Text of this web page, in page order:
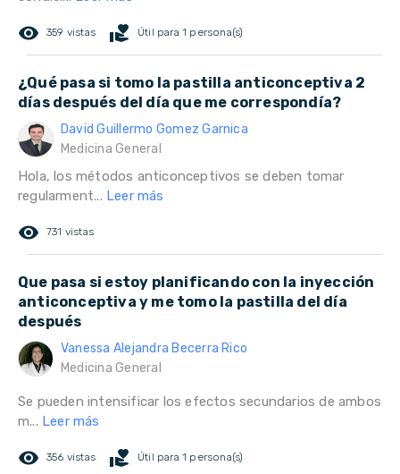
remove_red_eye 359 vistas volunteer_activism Útil para 1 persona(s)
¿Qué pasa si tomo la pastilla anticonceptiva 2
días después del día que me correspondía?
David Guillermo Gomez Garnica
Medicina General
Hola, los métodos anticonceptivos se deben tomar
regularment... Leer más
remove_red_eye 731 vistas
Que pasa si estoy planificando con la inyección
anticonceptiva y me tomo la pastilla del día
después
Vanessa Alejandra Becerra Rico
Medicina General
Se pueden intensificar los efectos secundarios de ambos
m... Leer más
remove_red_eye 356 vistas volunteer_activism Útil para 1 persona(s)